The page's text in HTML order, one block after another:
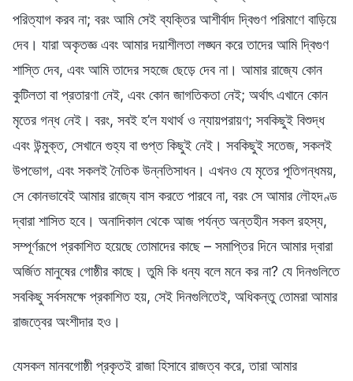
পরিত্যাগ করব না; বরং আমি সেই ব্যক্তির আশীর্বাদ দ্বিগুণ পরিমাণে বাড়িয়ে
দেব। যারা অকৃতজ্ঞ এবং আমার দয়াশীলতা লঙ্ঘন করে তাদের আমি দ্বিগুণ
শাস্তি দেব, এবং আমি তাদের সহজে ছেড়ে দেব না। আমার রাজ্যে কোন
কুটিলতা বা প্রতারণা নেই, এবং কোন জাগতিকতা নেই; অর্থাৎ এখানে কোন
মৃতের গন্ধ নেই। বরং, সবই হ’ল যথার্থ ও ন্যায়পরায়ণ; সবকিছুই বিশুদ্ধ
এবং উন্মুক্ত, সেখানে গুহ্য বা গুপ্ত কিছুই নেই। সবকিছুই সতেজ, সকলই
উপভোগ, এবং সকলই নৈতিক উন্নতিসাধন। এখনও যে মৃতের পূতিগন্ধময়,
সে কোনভাবেই আমার রাজ্যে বাস করতে পারবে না, বরং সে আমার লৌহদণ্ড
দ্বারা শাসিত হবে। অনাদিকাল থেকে আজ পর্যন্ত অন্তহীন সকল রহস্য,
সম্পূর্ণরূপে প্রকাশিত হয়েছে তোমাদের কাছে – সমাপ্তির দিনে আমার দ্বারা
অর্জিত মানুষের গোষ্ঠীর কাছে। তুমি কি ধন্য বলে মনে কর না? যে দিনগুলিতে
সবকিছু সর্বসমক্ষে প্রকাশিত হয়, সেই দিনগুলিতেই, অধিকন্তু তোমরা আমার
রাজত্বের অংশীদার হও।
যেসকল মানবগোষ্ঠী প্রকৃতই রাজা হিসাবে রাজত্ব করে, তারা আমার